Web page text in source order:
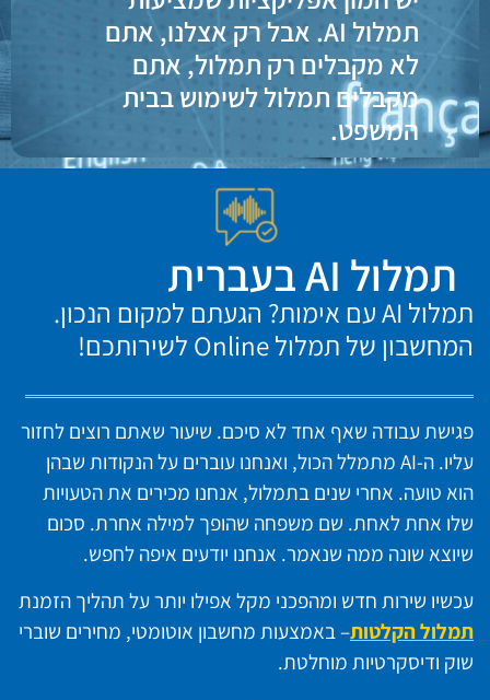
תמלול AI. אבל רק אצלנו, אתם
לא מקבלים רק תמלול, אתם
מקבלים תמלול לשימוש בבית
המשפט.
תמלול AI בעברית
תמלול AI עם אימות? הגעתם למקום הנכון.
המחשבון של תמלול Online לשירותכם!
פגישת עבודה שאף אחד לא סיכם. שיעור שאתם רוצים לחזור
עליו. ה-AI מתמלל הכול, ואנחנו עוברים על הנקודות שבהן
הוא טועה. אחרי שנים בתמלול, אנחנו מכירים את הטעויות
שלו אחת לאחת. שם משפחה שהופך למילה אחרת. סכום
שיוצא שונה ממה שנאמר. אנחנו יודעים איפה לחפש.
עכשיו שירות חדש ומהפכני מקל אפילו יותר על תהליך הזמנת
תמלול הקלטות– באמצעות מחשבון אוטומטי, מחירים שוברי
שוק ודיסקרטיות מוחלטת.